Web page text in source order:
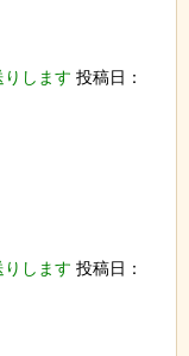
します 投稿日：
します 投稿日：